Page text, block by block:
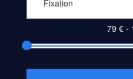
Fixation